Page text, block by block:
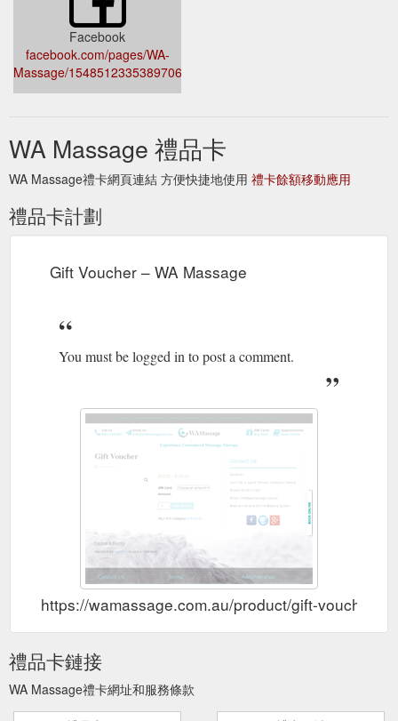
Facebook
facebook.com/pages/WA-
Massage/1548512335389706
WA Massage 禮品卡
WA Massage禮卡網頁連結 方便快捷地使用 禮卡餘額移動應用
禮品卡計劃
Gift Voucher – WA Massage
You must be logged in to post a comment.
https://wamassage.com.au/product/gift-voucher/
禮品卡鏈接
WA Massage禮卡網址和服務條款